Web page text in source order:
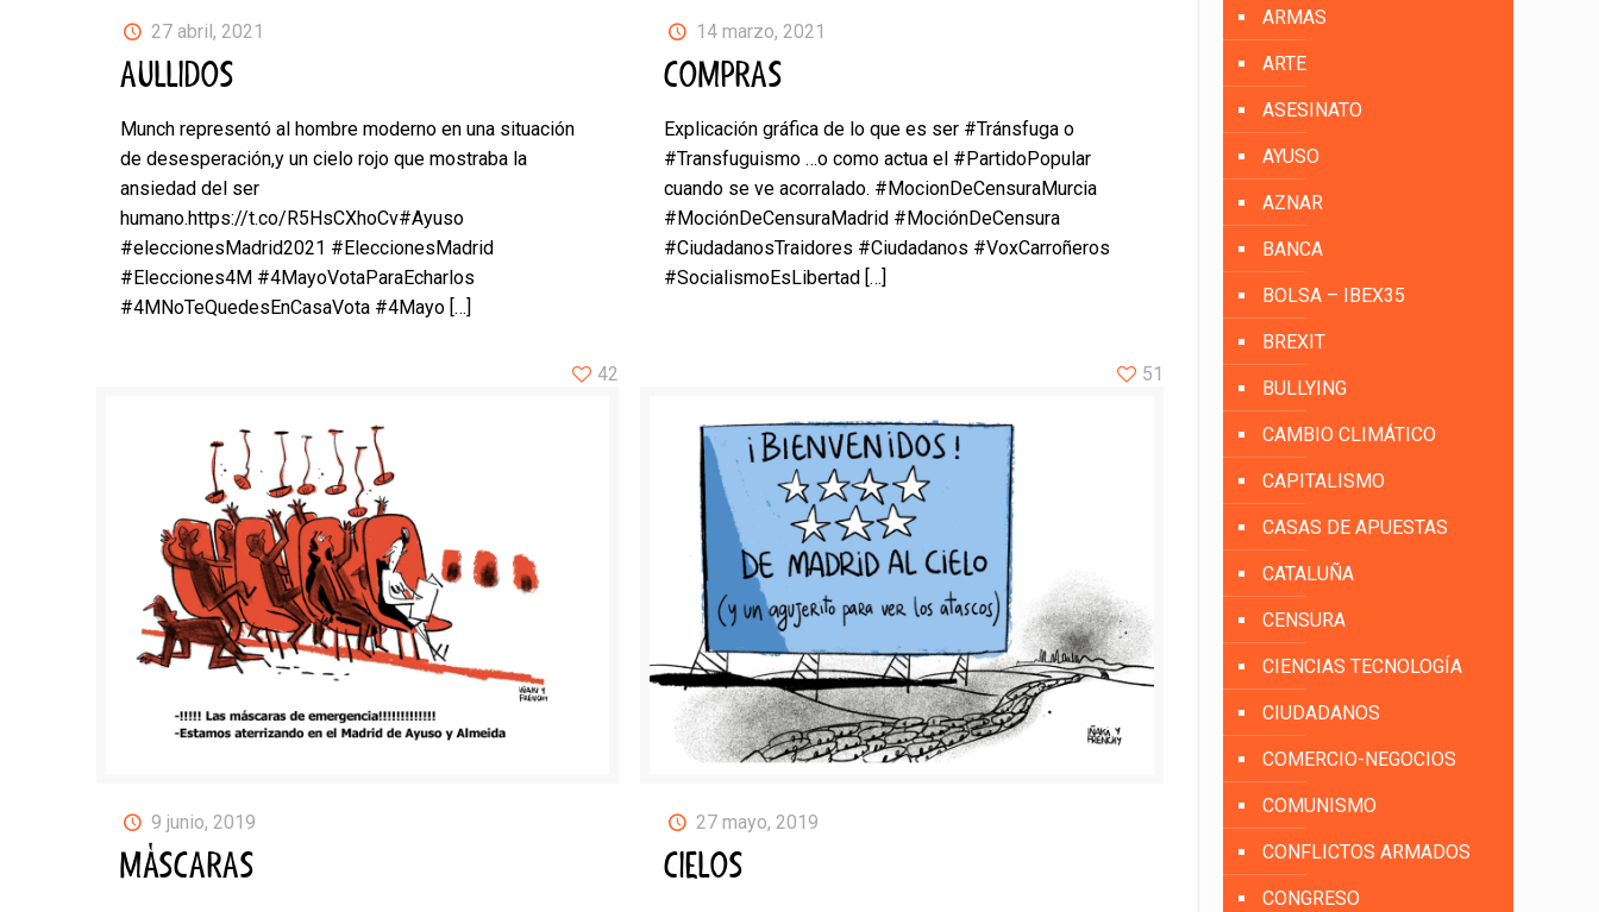
27 abril, 2021
AULLIDOS
Munch representó al hombre moderno en una situación
de desesperación,y un cielo rojo que mostraba la
ansiedad del ser
humano.https://t.co/R5HsCXhoCv#Ayuso
#eleccionesMadrid2021 #EleccionesMadrid
#Elecciones4M #4MayoVotaParaEcharlos
#4MNoTeQuedesEnCasaVota #4Mayo[…]
14 marzo, 2021
COMPRAS
Explicación gráfica de lo que es ser #Tránsfuga o
#Transfuguismo …o como actua el #PartidoPopular
cuando se ve acorralado. #MocionDeCensuraMurcia
#MociónDeCensuraMadrid #MociónDeCensura
#CiudadanosTraidores #Ciudadanos #VoxCarroñeros
#SocialismoEsLibertad […]
9 junio, 2019
MÁSCARAS
42
27 mayo, 2019
CIELOS
51
ARMAS
ARTE
ASESINATO
AYUSO
AZNAR
BANCA
BOLSA – IBEX35
BREXIT
BULLYING
CAMBIO CLIMÁTICO
CAPITALISMO
CASAS DE APUESTAS
CATALUÑA
CENSURA
CIENCIAS TECNOLOGÍA
CIUDADANOS
COMERCIO-NEGOCIOS
COMUNISMO
CONFLICTOS ARMADOS
CONGRESO